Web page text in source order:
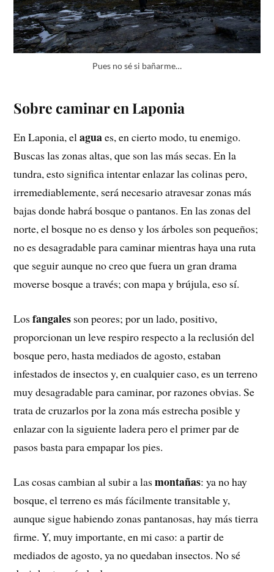
Pues no sé si bañarme…
Sobre caminar en Laponia
En Laponia, elaguaes, en cierto modo, tu enemigo.
Buscas las zonas altas, que son las más secas. En la
tundra, esto significa intentar enlazar las colinas pero,
irremediablemente, será necesario atravesar zonas más
bajas donde habrá bosque o pantanos. En las zonas del
norte, el bosque no es denso y los árboles son pequeños;
no es desagradable para caminar mientras haya una ruta
que seguir aunque no creo que fuera un gran drama
moverse bosque a través; con mapa y brújula, eso sí.
Losfangales son peores; por un lado, positivo,
proporcionan un leve respiro respecto a la reclusión del
bosque pero, hasta mediados de agosto, estaban
infestados de insectos y, en cualquier caso, es un terreno
muy desagradable para caminar, por razones obvias. Se
trata de cruzarlos por la zona más estrecha posible y
enlazar con la siguiente ladera pero el primer par de
pasos basta para empapar los pies.
Las cosas cambian al subir a lasmontañas: ya no hay
bosque, el terreno es más fácilmente transitable y,
aunque sigue habiendo zonas pantanosas, hay más tierra
firme. Y, muy importante, en mi caso: a partir de
mediados de agosto, ya no quedaban insectos. No sé